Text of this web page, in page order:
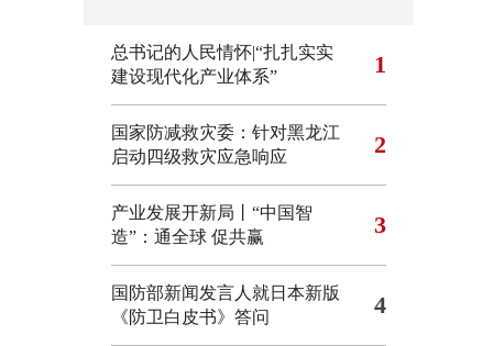
总书记的人民情怀|“扎扎实实
建设现代化产业体系”
1
国家防减救灾委：针对黑龙江
启动四级救灾应急响应
2
产业发展开新局丨“中国智
造”：通全球 促共赢
3
国防部新闻发言人就日本新版
《防卫白皮书》答问
4